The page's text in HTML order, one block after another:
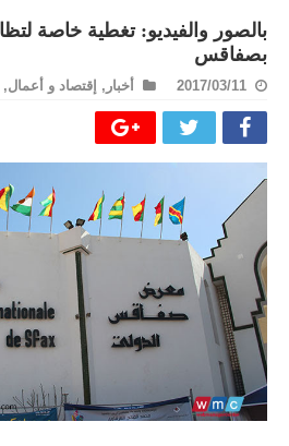
بصفاقس
2017/03/11 أخبار , إقتصاد و أعمال,